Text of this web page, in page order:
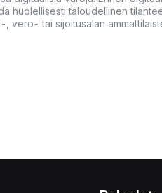
huolellisesti taloudellinen
vero- tai sijoitusalan